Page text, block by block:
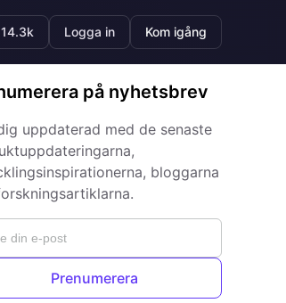
Logga in Kom igång
på nyhetsbrev
uppdaterad med de senaste
bloggarna
Prenumerera